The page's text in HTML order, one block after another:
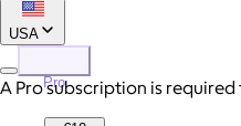
USA
Pro
A Pro subscription is